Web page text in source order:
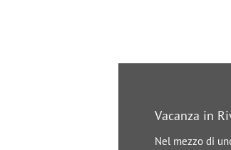
Vacanza in
Nel mezzo di